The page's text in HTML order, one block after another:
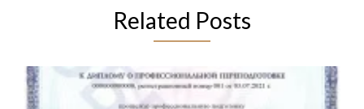
Related Posts